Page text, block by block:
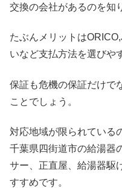
交換の会社があるのを知
たぶんメリットは
いなど支払方法を選びや
保証も危機の保証だけで
ことでしょう。
対応地域が限られている
千葉県四街道市の給湯器
サー、正直屋、給湯器駆
すすめです。